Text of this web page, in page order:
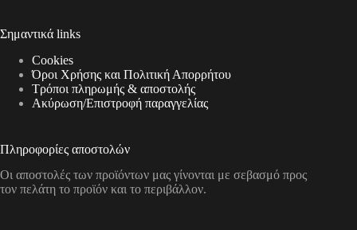
Σημαντικά links
Cookies
Όροι Χρήσης και Πολιτική Απορρήτου
Τρόποι πληρωμής & αποστολής
Aκύρωση/Επιστροφή παραγγελίας
Πληροφορίες αποστολών
Οι αποστολές των προϊόντων μας γίνονται με σεβασμό προς
τον πελάτη το προϊόν και το περιβάλλον.